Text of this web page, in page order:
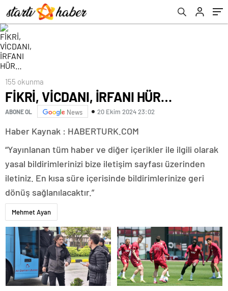
155 okunma
FİKRİ, VİCDANI, İRFANI HÜR…
ABONE OL News 20 Ekim 2024 23:02
Haber Kaynak : HABERTURK.COM
“Yayınlanan tüm haber ve diğer içerikler ile ilgili olarak
yasal bildirimlerinizi bize iletişim sayfası üzerinden
iletiniz. En kısa süre içerisinde bildirimlerinize geri
dönüş sağlanılacaktır.”
Mehmet Ayan